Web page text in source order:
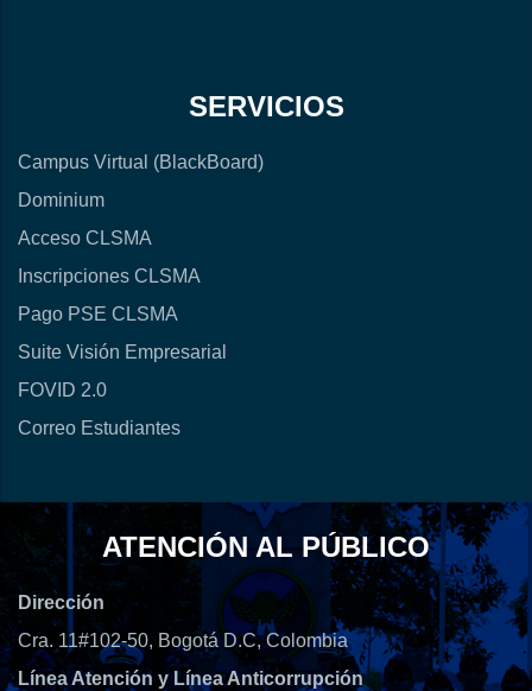
SERVICIOS
Campus Virtual (BlackBoard)
Dominium
Acceso CLSMA
Inscripciones CLSMA
Pago PSE CLSMA
Suite Visión Empresarial
FOVID 2.0
Correo Estudiantes
ATENCIÓN AL PÚBLICO
Dirección
Cra. 11#102-50, Bogotá D.C, Colombia
Línea Atención y Línea Anticorrupción